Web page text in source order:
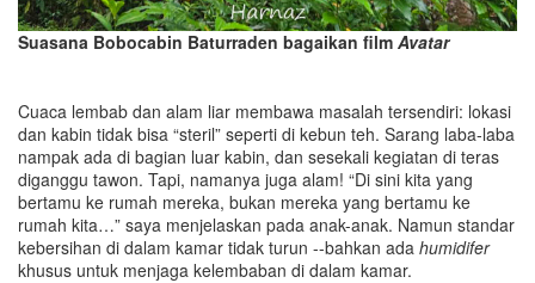
Suasana Bobocabin Baturraden bagaikan film Avatar
Cuaca lembab dan alam liar membawa masalah tersendiri: lokasi
dan kabin tidak bisa “steril” seperti di kebun teh. Sarang laba-laba
nampak ada di bagian luar kabin, dan sesekali kegiatan di teras
diganggu tawon. Tapi, namanya juga alam! “Di sini kita yang
bertamu ke rumah mereka, bukan mereka yang bertamu ke
rumah kita…” saya menjelaskan pada anak-anak. Namun standar
kebersihan di dalam kamar tidak turun --bahkan ada humidifer
khusus untuk menjaga kelembaban di dalam kamar.